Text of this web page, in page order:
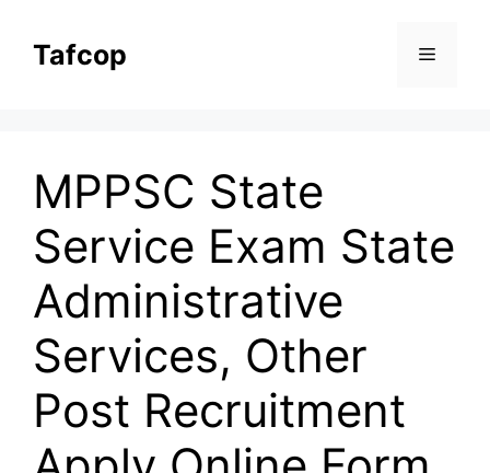
contentTafcop Menu
MPPSC State
Service Exam State
Administrative
Services, Other
Post Recruitment